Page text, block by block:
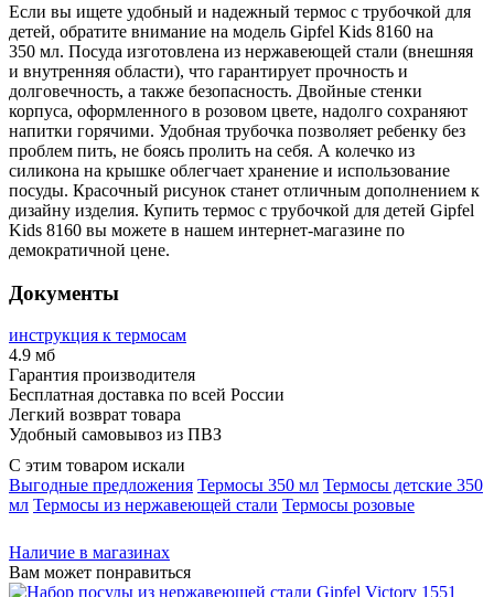
Если вы ищете удобный и надежный термос с трубочкой для
детей, обратите внимание на модель Gipfel Kids 8160 на
350 мл. Посуда изготовлена из нержавеющей стали (внешняя
и внутренняя области), что гарантирует прочность и
долговечность, а также безопасность. Двойные стенки
корпуса, оформленного в розовом цвете, надолго сохраняют
напитки горячими. Удобная трубочка позволяет ребенку без
проблем пить, не боясь пролить на себя. А колечко из
силикона на крышке облегчает хранение и использование
посуды. Красочный рисунок станет отличным дополнением к
дизайну изделия. Купить термос с трубочкой для детей Gipfel
Kids 8160 вы можете в нашем интернет-магазине по
демократичной цене.
Документы
инструкция к термосам
4.9 мб
Гарантия производителя
Бесплатная доставка по всей России
Легкий возврат товара
Удобный самовывоз из ПВЗ
С этим товаром искали
Выгодные предложения Термосы 350 мл Термосы детские 350
мл Термосы из нержавеющей стали Термосы розовые
Наличие в магазинах
Вам может понравиться